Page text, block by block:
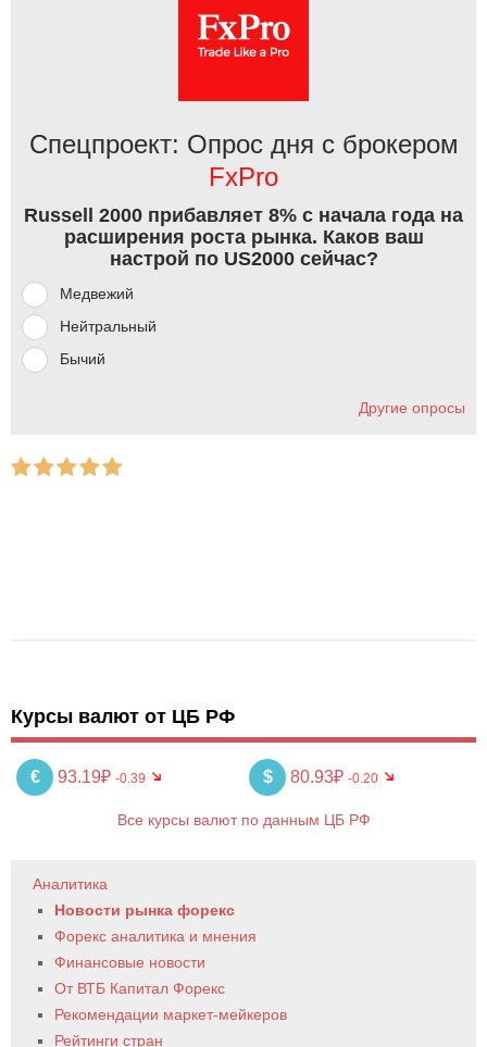
Спецпроект: Опрос дня с брокером
FxPro
Russell 2000 прибавляет 8% с начала года на
расширения роста рынка. Каков ваш
настрой по US2000 сейчас?
Медвежий
Нейтральный
Бычий
Другие опросы
Курсы валют от ЦБ РФ
€ 93.19₽ -0.39 $ 80.93₽ -0.20
Все курсы валют по данным ЦБ РФ
Аналитика
Новости рынка форекс
Форекс аналитика и мнения
Финансовые новости
От ВТБ Капитал Форекс
Рекомендации маркет-мейкеров
Рейтинги стран